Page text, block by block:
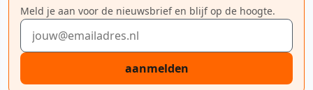
Meld je aan voor de nieuwsbrief en blijf op de hoogte.
E-mailadres
aanmelden